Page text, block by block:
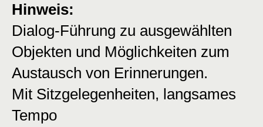
Hinweis:
Dialog-Führung zu ausgewählten
Objekten und Möglichkeiten zum
Austausch von Erinnerungen.
Mit Sitzgelegenheiten, langsames
Tempo